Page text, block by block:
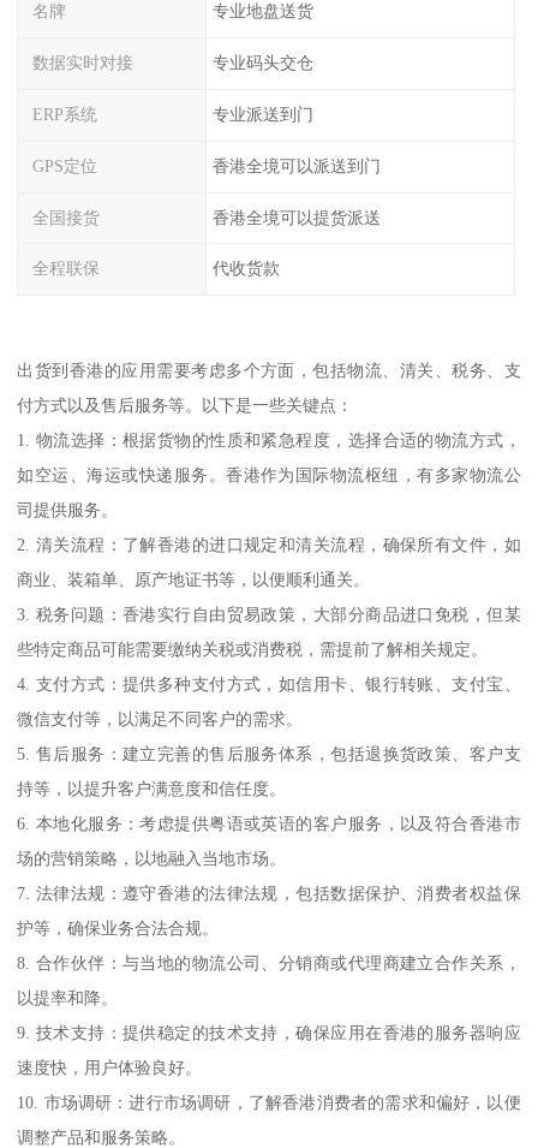
名牌 专业地盘送货
数据实时对接 专业码头交仓
ERP系统 专业派送到门
GPS定位 香港全境可以派送到门
全国接货 香港全境可以提货派送
全程联保 代收货款
出货到香港的应用需要考虑多个方面，包括物流、清关、税务、支
付方式以及售后服务等。以下是一些关键点：
1. 物流选择：根据货物的性质和紧急程度，选择合适的物流方式，
如空运、海运或快递服务。香港作为国际物流枢纽，有多家物流公
司提供服务。
2. 清关流程：了解香港的进口规定和清关流程，确保所有文件，如
商业、装箱单、原产地证书等，以便顺利通关。
3. 税务问题：香港实行自由贸易政策，大部分商品进口免税，但某
些特定商品可能需要缴纳关税或消费税，需提前了解相关规定。
4. 支付方式：提供多种支付方式，如信用卡、银行转账、支付宝、
微信支付等，以满足不同客户的需求。
5. 售后服务：建立完善的售后服务体系，包括退换货政策、客户支
持等，以提升客户满意度和信任度。
6. 本地化服务：考虑提供粤语或英语的客户服务，以及符合香港市
场的营销策略，以地融入当地市场。
7. 法律法规：遵守香港的法律法规，包括数据保护、消费者权益保
护等，确保业务合法合规。
8. 合作伙伴：与当地的物流公司、分销商或代理商建立合作关系，
以提率和降。
9. 技术支持：提供稳定的技术支持，确保应用在香港的服务器响应
速度快，用户体验良好。
10. 市场调研：进行市场调研，了解香港消费者的需求和偏好，以便
调整产品和服务策略。